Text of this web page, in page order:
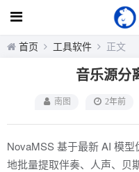
首页 工具软件 正文
音乐源分
南图 2年前
NovaMSS 基于最新 AI 模
地批量提取伴奏、人声、贝